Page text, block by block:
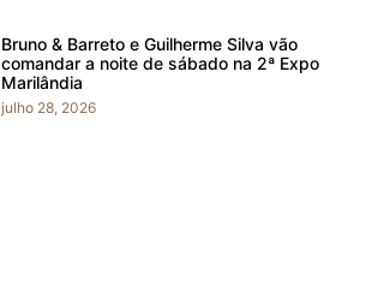
Bruno & Barreto e Guilherme Silva vão
comandar a noite de sábado na 2ª Expo
Marilândia
julho 28, 2026